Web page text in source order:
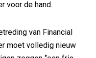
voor de hand.
van Financial
moet volledig nieuw